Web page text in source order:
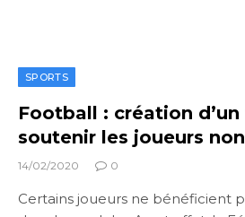
SPORTS
Football : création
soutenir les joueurs
14/02/2020 0
Certains joueurs ne bénéficient